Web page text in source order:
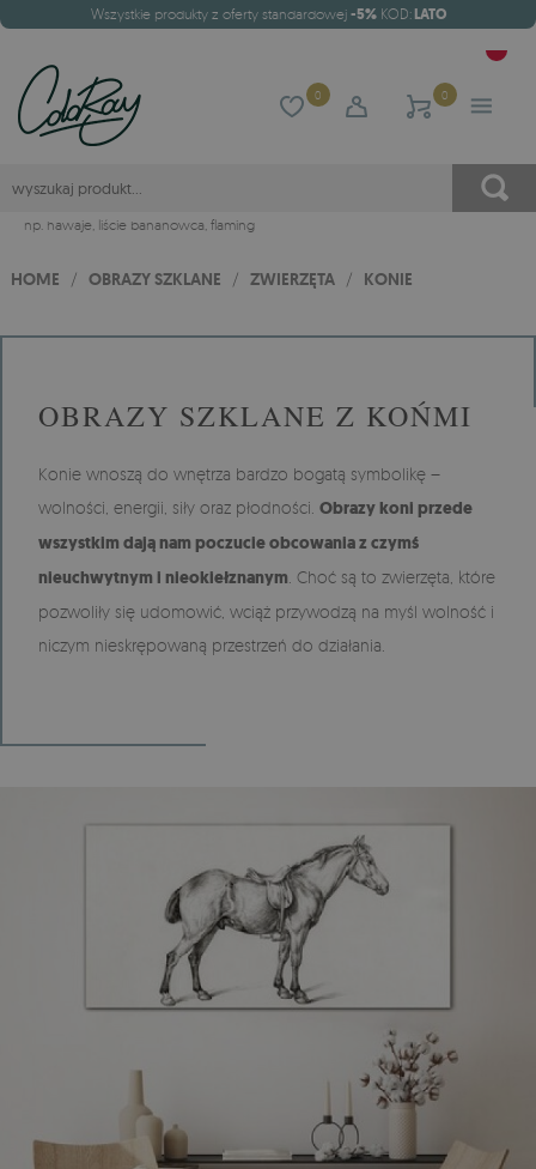
Wszystkie produkty z oferty standardowej -5%KOD:LATO
0 0
np. hawaje, liście bananowca, flaming
HOME / OBRAZY SZKLANE / ZWIERZĘTA / KONIE
OBRAZY SZKLANE Z KOŃMI
Konie wnoszą do wnętrza bardzo bogatą symbolikę –
wolności, energii, siły oraz płodności. Obrazy koni przede
wszystkim dają nam poczucie obcowania z czymś
nieuchwytnym i nieokiełznanym . Choć są to zwierzęta, które
pozwoliły się udomowić, wciąż przywodzą na myśl wolność i
niczym nieskrępowaną przestrzeń do działania.